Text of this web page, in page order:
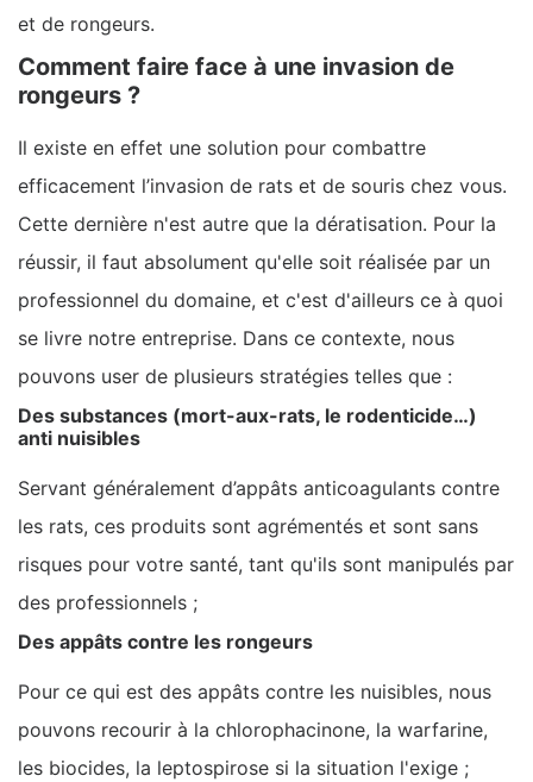
et de rongeurs.
Comment faire face à une invasion de
rongeurs ?
Il existe en effet une solution pour combattre
efficacement l’invasion de rats et de souris chez vous.
Cette dernière n'est autre que la dératisation. Pour la
réussir, il faut absolument qu'elle soit réalisée par un
professionnel du domaine, et c'est d'ailleurs ce à quoi
se livre notre entreprise. Dans ce contexte, nous
pouvons user de plusieurs stratégies telles que :
Des substances (mort-aux-rats, le rodenticide…)
anti nuisibles
Servant généralement d’appâts anticoagulants contre
les rats, ces produits sont agrémentés et sont sans
risques pour votre santé, tant qu'ils sont manipulés par
des professionnels ;
Des appâts contre les rongeurs
Pour ce qui est des appâts contre les nuisibles, nous
pouvons recourir à la chlorophacinone, la warfarine,
les biocides, la leptospirose si la situation l'exige ;